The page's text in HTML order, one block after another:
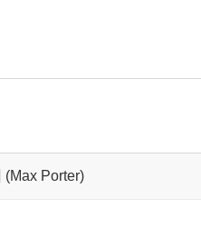
(Max Porter)